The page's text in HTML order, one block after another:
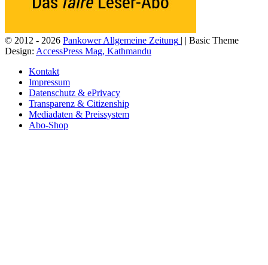
© 2012 - 2026 Pankower Allgemeine Zeitung | | Basic Theme
Design: AccessPress Mag, Kathmandu
Kontakt
Impressum
Datenschutz & ePrivacy
Transparenz & Citizenship
Mediadaten & Preissystem
Abo-Shop